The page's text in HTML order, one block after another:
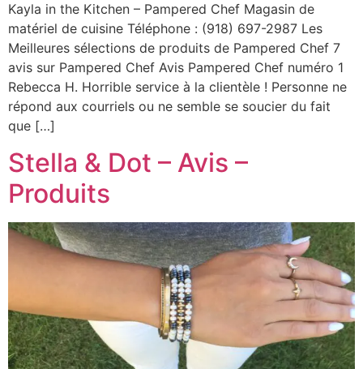
Kayla in the Kitchen – Pampered Chef Magasin de
matériel de cuisine Téléphone : (918) 697-2987 Les
Meilleures sélections de produits de Pampered Chef 7
avis sur Pampered Chef Avis Pampered Chef numéro 1
Rebecca H. Horrible service à la clientèle ! Personne ne
répond aux courriels ou ne semble se soucier du fait
que […]
Stella & Dot – Avis –
Produits